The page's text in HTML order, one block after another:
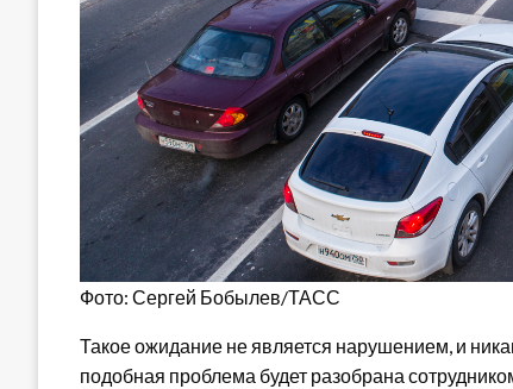
Фото: Сергей Бобылев/ТАСС
Такое ожидание не является нарушением, и
подобная проблема будет разобрана